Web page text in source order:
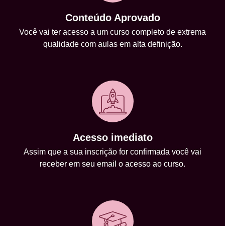
Conteúdo Aprovado
Você vai ter acesso a um curso completo de extrema
qualidade com aulas em alta definição.
Acesso imediato
Assim que a sua inscrição for confirmada você vai
receber em seu email o acesso ao curso.